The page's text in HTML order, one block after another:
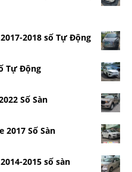
2018 số Tự Động
Tự Động
Số Sàn
2017 Số Sàn
2015 số sàn